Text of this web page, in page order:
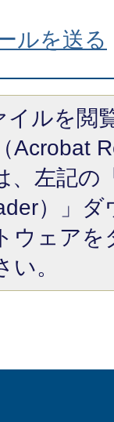
ルを送る
イルを閲
Acrobat
、左記の
）」
ウェア
。